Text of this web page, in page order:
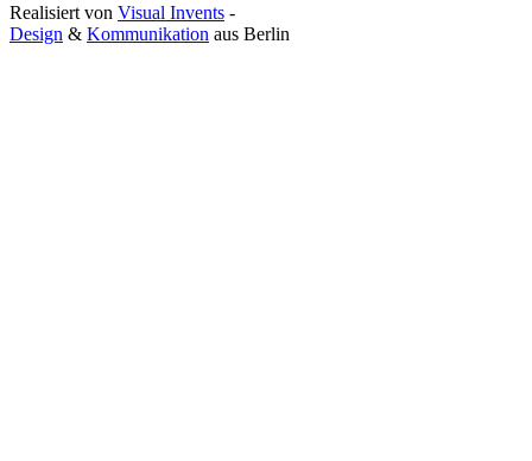
Realisiert von Visual Invents -
Design & Kommunikation aus Berlin